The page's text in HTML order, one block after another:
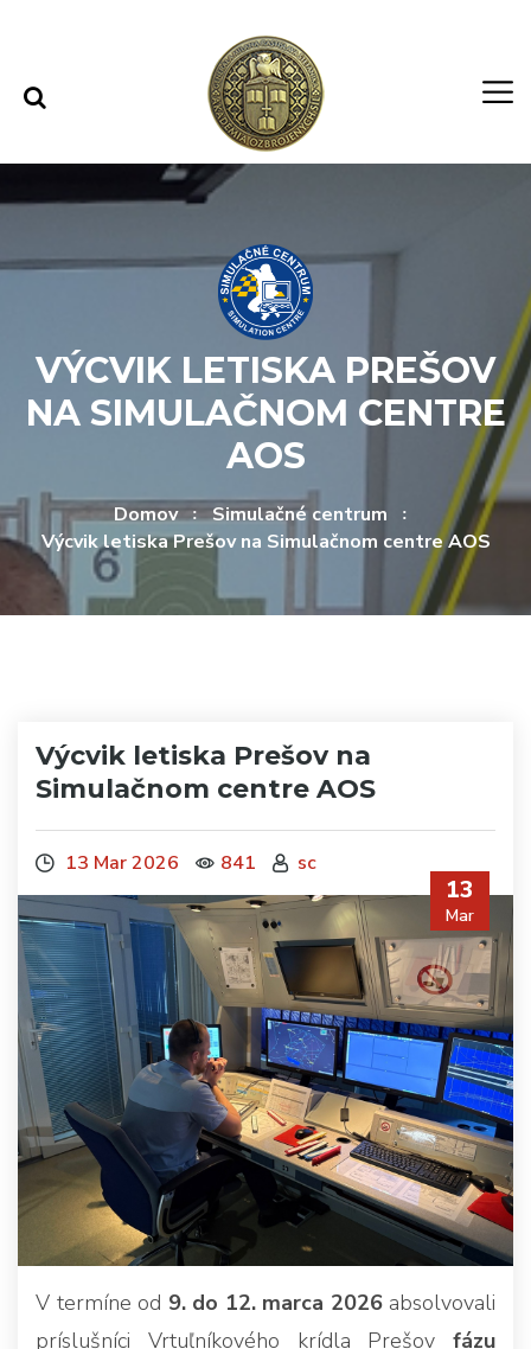
VÝCVIK LETISKA PREŠOV
NA SIMULAČNOM CENTRE
AOS
Domov
Simulačné centrum
Výcvik letiska Prešov na Simulačnom centre AOS
Výcvik letiska Prešov na
Simulačnom centre AOS
13 Mar 2026 841 sc
13
Mar
V termíne od 9. do 12. marca 2026absolvovali
príslušníci Vrtuľníkového krídla Prešov fázu